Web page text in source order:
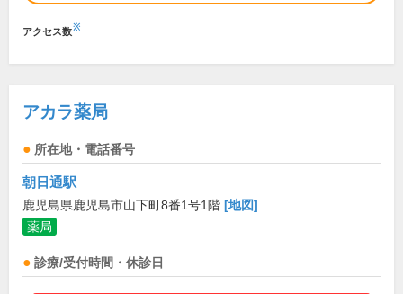
アクセス数※
アカラ薬局
所在地・電話番号
朝日通駅
鹿児島県鹿児島市山下町8番1号1階 [地図]
薬局
診療/受付時間・休診日